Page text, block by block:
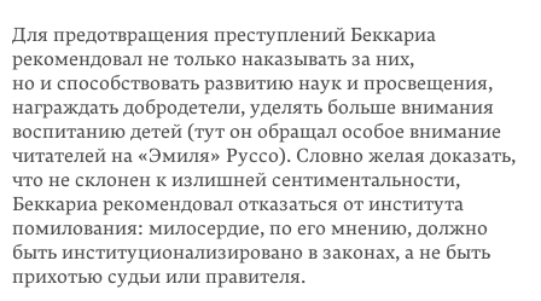
Для предотвращения преступлений Беккариа
рекомендовал не только наказывать за них,
но и способствовать развитию наук и просвещения,
награждать добродетели, уделять больше внимания
воспитанию детей (тут он обращал особое внимание
читателей на «Эмиля» Руссо). Словно желая доказать,
что не склонен к излишней сентиментальности,
Беккариа рекомендовал отказаться от института
помилования: милосердие, по его мнению, должно
быть институционализировано в законах, а не быть
прихотью судьи или правителя.